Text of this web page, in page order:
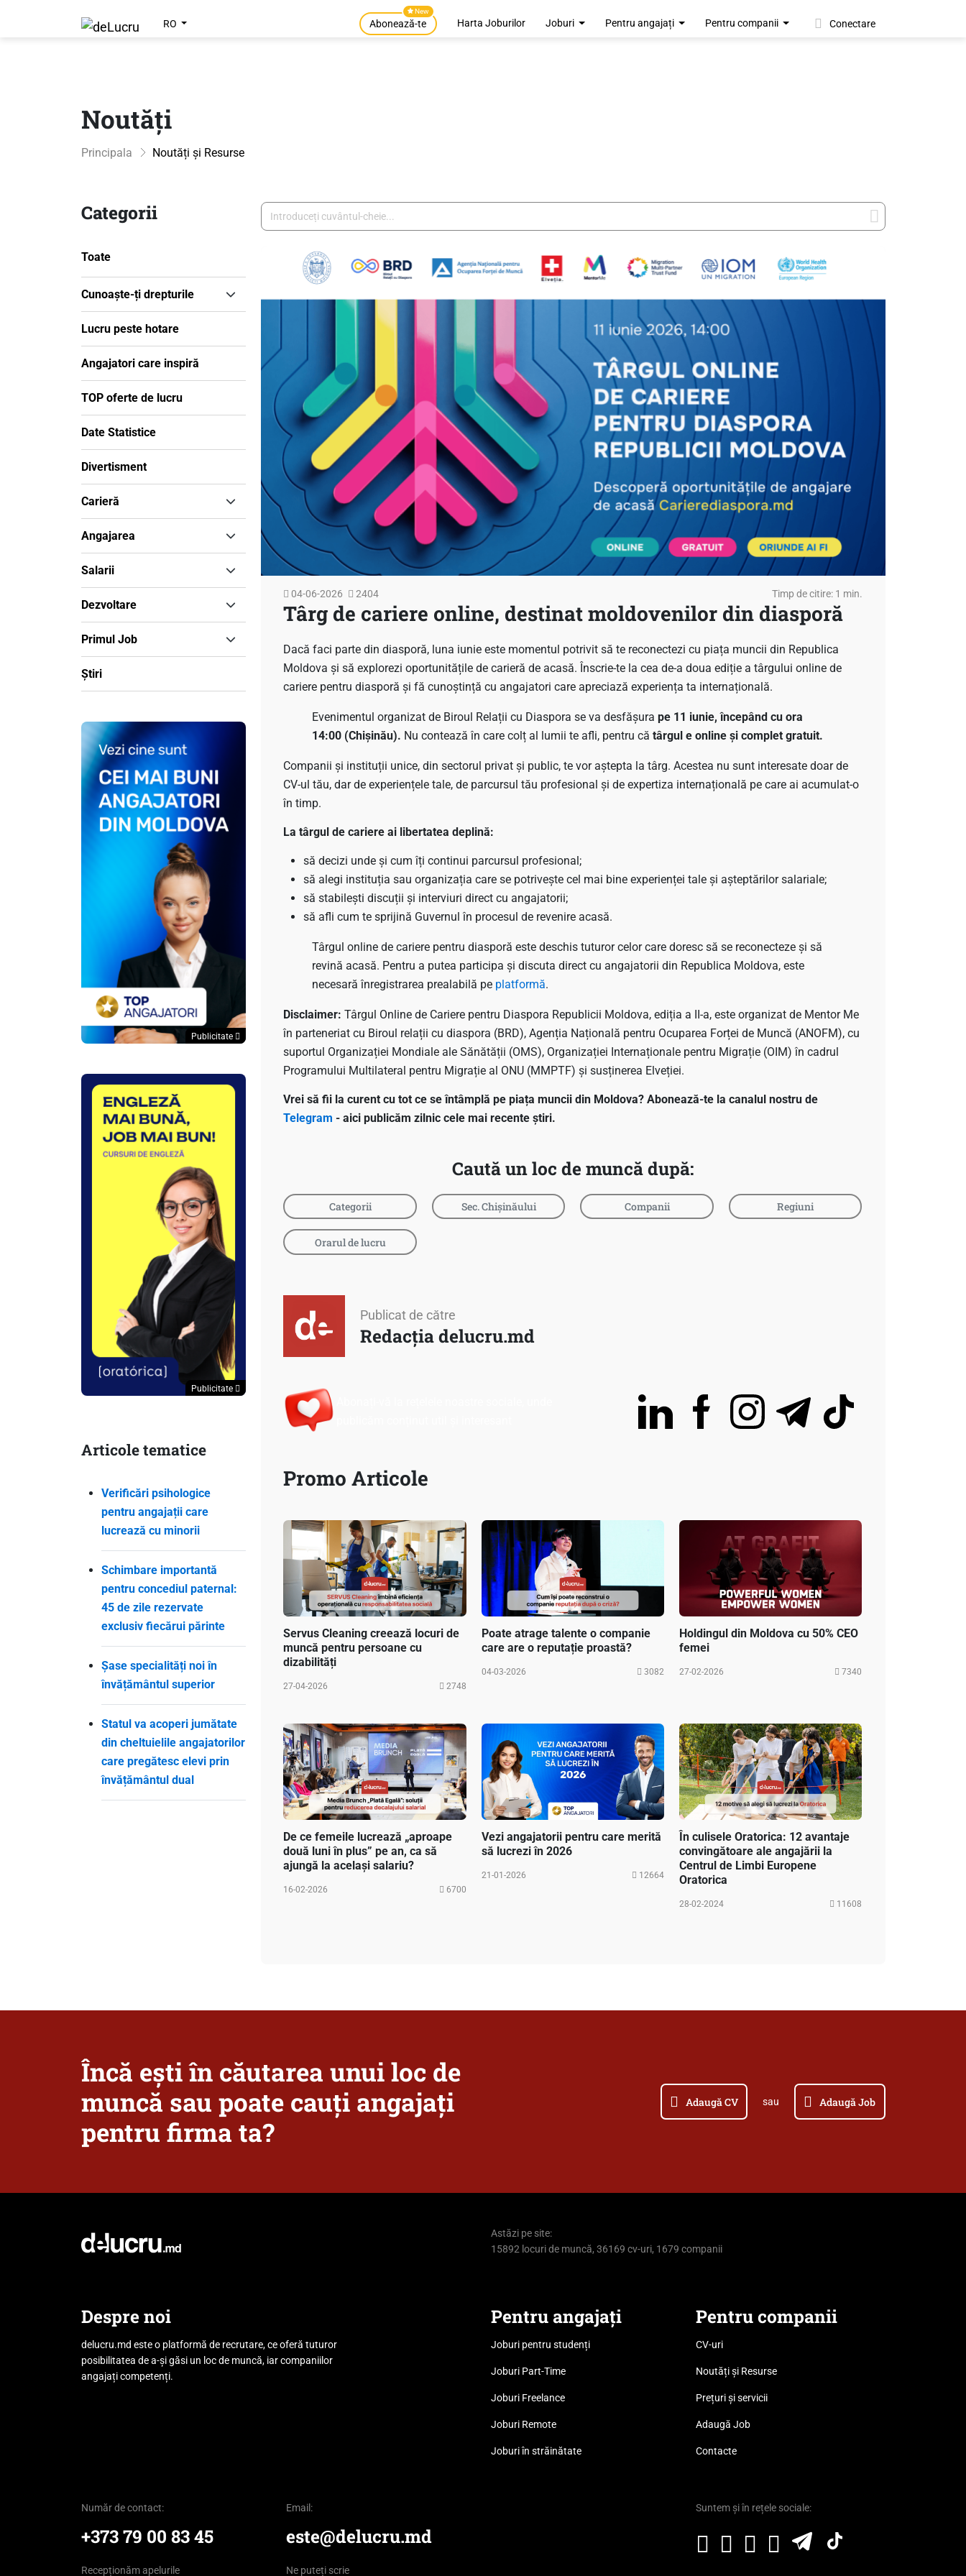
RO
New
Abonează-te Harta Joburilor Joburi Pentru angajați Pentru companii Conectare
Noutăți
Principala Noutăți și Resurse
Categorii
Toate
Cunoaște-ți drepturile
Lucru peste hotare
Angajatori care inspiră
TOP oferte de lucru
Date Statistice
Divertisment
Carieră
Angajarea
Salarii
Dezvoltare
Primul Job
Știri
Publicitate
Publicitate
Articole tematice
Verificări psihologice
pentru angajații care
lucrează cu minorii
Schimbare importantă
pentru concediul paternal:
45 de zile rezervate
exclusiv fiecărui părinte
Șase specialități noi în
învățământul superior
Statul va acoperi jumătate
din cheltuielile angajatorilor
care pregătesc elevi prin
învățământul dual
04-06-2026 2404 Timp de citire: 1 min.
Târg de cariere online, destinat moldovenilor din diasporă
Dacă faci parte din diasporă, luna iunie este momentul potrivit să te reconectezi cu piața muncii din Republica
Moldova și să explorezi oportunitățile de carieră de acasă. Înscrie-te la cea de-a doua ediție a târgului online de
cariere pentru diasporă și fă cunoștință cu angajatori care apreciază experiența ta internațională.
Evenimentul organizat de Biroul Relații cu Diaspora se va desfășurape 11 iunie, începând cu ora
14:00 (Chișinău). Nu contează în care colț al lumii te afli, pentru că târgul e online și complet gratuit.
Companii și instituții unice, din sectorul privat și public, te vor aștepta la târg. Acestea nu sunt interesate doar de
CV‑ul tău, dar de experiențele tale, de parcursul tău profesional și de expertiza internațională pe care ai acumulat‑o
în timp.
La târgul de cariere ai libertatea deplină:
să decizi unde și cum îți continui parcursul profesional;
să alegi instituția sau organizația care se potrivește cel mai bine experienței tale și așteptărilor salariale;
să stabilești discuții și interviuri direct cu angajatorii;
să afli cum te sprijină Guvernul în procesul de revenire acasă.
Târgul online de cariere pentru diasporă este deschis tuturor celor care doresc să se reconecteze și să
revină acasă. Pentru a putea participa și discuta direct cu angajatorii din Republica Moldova, este
necesară înregistrarea prealabilă pe platformă.
Disclaimer:Târgul Online de Cariere pentru Diaspora Republicii Moldova, ediția a II-a, este organizat de Mentor Me
în parteneriat cu Biroul relații cu diaspora (BRD), Agenția Națională pentru Ocuparea Forței de Muncă (ANOFM), cu
suportul Organizației Mondiale ale Sănătății (OMS), Organizației Internaționale pentru Migrație (OIM) în cadrul
Programului Multilateral pentru Migrație al ONU (MMPTF) și susținerea Elveției.
Vrei să fii la curent cu tot ce se întâmplă pe piața muncii din Moldova? Abonează-te la canalul nostru de
Telegram - aici publicăm zilnic cele mai recente știri.
Caută un loc de muncă după:
Categorii Sec. Chișinăului Companii Regiuni
Orarul de lucru
Publicat de către
Redacția delucru.md
Promo Articole
Servus Cleaning creează locuri de
muncă pentru persoane cu
dizabilități
27-04-2026 2748
Poate atrage talente o companie
care are o reputație proastă?
04-03-2026 3082
Holdingul din Moldova cu 50% CEO
femei
27-02-2026 7340
De ce femeile lucrează „aproape
două luni în plus” pe an, ca să
ajungă la același salariu?
16-02-2026 6700
Vezi angajatorii pentru care merită
să lucrezi în 2026
21-01-2026 12664
În culisele Oratorica: 12 avantaje
convingătoare ale angajării la
Centrul de Limbi Europene
Oratorica
28-02-2024 11608
Încă ești în căutarea unui loc de
muncă sau poate cauți angajați
pentru firma ta?
Adaugă CV sau Adaugă Job
Astăzi pe site:
15892 locuri de muncă, 36169 cv-uri, 1679 companii
Despre noi
delucru.md este o platformă de recrutare, ce oferă tuturor
posibilitatea de a-și găsi un loc de muncă, iar companiilor
angajați competenți.
Pentru angajați
Joburi pentru studenți
Joburi Part-Time
Joburi Freelance
Joburi Remote
Joburi în străinătate
Pentru companii
CV-uri
Noutăți și Resurse
Prețuri și servicii
Adaugă Job
Contacte
Număr de contact:
+373 79 00 83 45
Recepționăm apelurile
Email:
este@delucru.md
Ne puteți scrie
Suntem și în rețele sociale: